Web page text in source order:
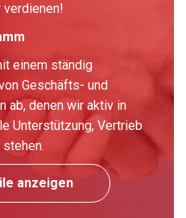
verdienen!
einem ständig
Geschäfts- und
ab, denen wir aktiv in
Unterstützung, Vertrieb
anzeigen